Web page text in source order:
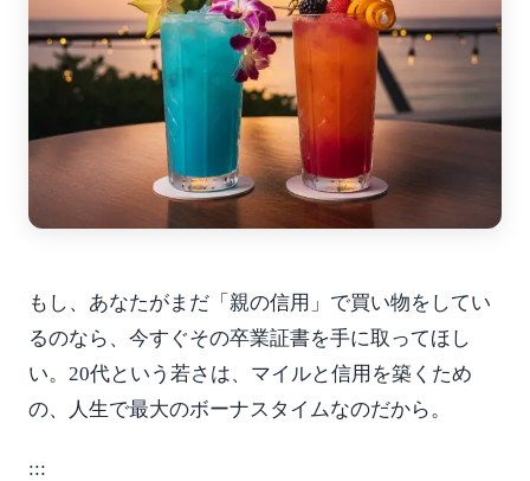
もし、あなたがまだ「親の信用」で買い物をしてい
るのなら、今すぐその卒業証書を手に取ってほし
い。20代という若さは、マイルと信用を築くため
の、人生で最大のボーナスタイムなのだから。
:::